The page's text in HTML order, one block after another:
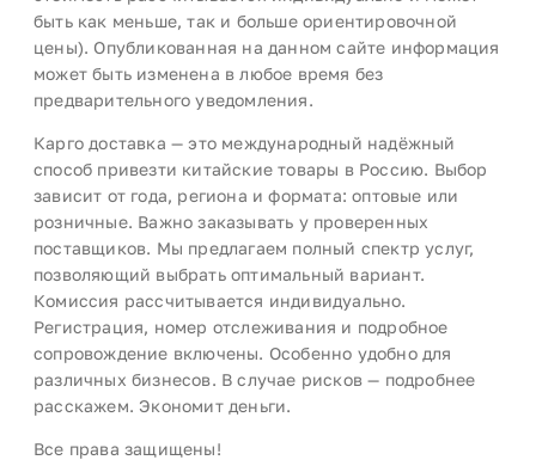
быть как меньше, так и больше ориентировочной
цены). Опубликованная на данном сайте информация
может быть изменена в любое время без
предварительного уведомления.
Карго доставка — это международный надёжный
способ привезти китайские товары в Россию. Выбор
зависит от года, региона и формата: оптовые или
розничные. Важно заказывать у проверенных
поставщиков. Мы предлагаем полный спектр услуг,
позволяющий выбрать оптимальный вариант.
Комиссия рассчитывается индивидуально.
Регистрация, номер отслеживания и подробное
сопровождение включены. Особенно удобно для
различных бизнесов. В случае рисков — подробнее
расскажем. Экономит деньги.
Все права защищены!